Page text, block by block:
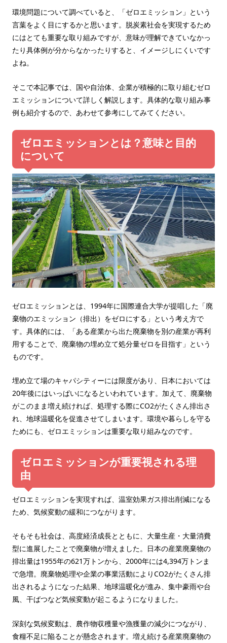
環境問題について調べていると、「ゼロエミッション」という
言葉をよく目にするかと思います。脱炭素社会を実現するため
にはとても重要な取り組みですが、意味が理解できていなかっ
たり具体例が分からなかったりすると、イメージしにくいです
よね。
そこで本記事では、国や自治体、企業が積極的に取り組むゼロ
エミッションについて詳しく解説します。具体的な取り組み事
例も紹介するので、あわせて参考にしてみてください。
ゼロエミッションとは？意味と目的
について
ゼロエミッションとは、1994年に国際連合大学が提唱した「廃
棄物のエミッション（排出）をゼロにする」という考え方で
す。具体的には、「ある産業から出た廃棄物を別の産業が再利
用することで、廃棄物の埋め立て処分量ゼロを目指す」という
ものです。
埋め立て場のキャパシティーには限度があり、日本においては
20年後にはいっぱいになるといわれています。加えて、廃棄物
がこのまま増え続ければ、処理する際にCO2がたくさん排出さ
れ、地球温暖化を促進させてしまいます。環境や暮らしを守る
ためにも、ゼロエミッションは重要な取り組みなのです。
ゼロエミッションが重要視される理
由
ゼロエミッションを実現すれば、温室効果ガス排出削減になる
ため、気候変動の緩和につながります。
そもそも社会は、高度経済成長とともに、大量生産・大量消費
型に進展したことで廃棄物が増えました。日本の産業廃棄物の
排出量は1955年の621万トンから、2000年には4,394万トンま
で急増。廃棄物処理や企業の事業活動によりCO2がたくさん排
出されるようになった結果、地球温暖化が進み、集中豪雨や台
風、干ばつなど気候変動が起こるようになりました。
深刻な気候変動は、農作物収穫量や漁獲量の減少につながり、
食糧不足に陥ることが懸念されます。増え続ける産業廃棄物の